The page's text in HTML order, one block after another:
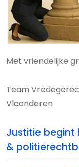
Met vriendelijke
Team
Vlaanderen
Justitie begint
&